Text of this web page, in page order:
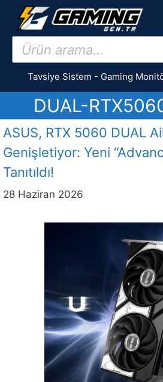
İçeriğe
Products
search
Tavsiye Sistem - Gaming
DUAL-
ASUS, RTX 5060 DUAL
Genişletiyor: Yeni
Tanıtıldı!
28 Haziran 2026